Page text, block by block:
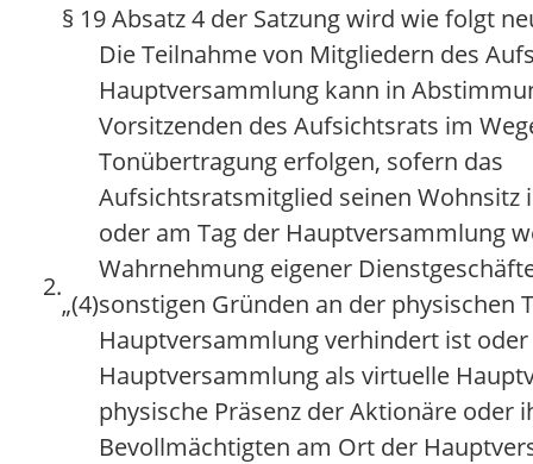
2.
§ 19 Absatz 4 der Satzung wird wie folgt
„(4)
Die Teilnahme von Mitgliedern des
Hauptversammlung kann in
Vorsitzenden des Aufsichtsrats im
Tonübertragung erfolgen, sofern das
Aufsichtsratsmitglied seinen Wohnsitz
oder am Tag der Hauptversammlung
Wahrnehmung eigener
sonstigen Gründen an der physischen
Hauptversammlung verhindert ist
Hauptversammlung als virtuelle
physische Präsenz der Aktionäre oder
Bevollmächtigten am Ort der